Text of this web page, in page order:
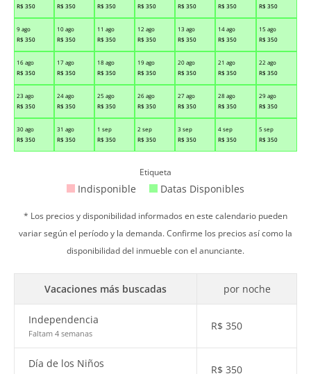
R$ 350
R$ 350
R$ 350
R$ 350
R$ 350
R$ 350
R$ 350
9 ago
R$ 350
10 ago
R$ 350
11 ago
R$ 350
12 ago
R$ 350
13 ago
R$ 350
14 ago
R$ 350
15 ago
R$ 350
16 ago
R$ 350
17 ago
R$ 350
18 ago
R$ 350
19 ago
R$ 350
20 ago
R$ 350
21 ago
R$ 350
22 ago
R$ 350
23 ago
R$ 350
24 ago
R$ 350
25 ago
R$ 350
26 ago
R$ 350
27 ago
R$ 350
28 ago
R$ 350
29 ago
R$ 350
30 ago
R$ 350
31 ago
R$ 350
1 sep
R$ 350
2 sep
R$ 350
3 sep
R$ 350
4 sep
R$ 350
5 sep
R$ 350
Etiqueta
Indisponible Datas Disponibles
* Los precios y disponibilidad informados en este calendario pueden
variar según el período y la demanda. Confirme los precios así como la
disponibilidad del inmueble con el anunciante.
Vacaciones más buscadas por noche
Independencia
Faltam 4 semanas
R$ 350
Día de los Niños R$ 350